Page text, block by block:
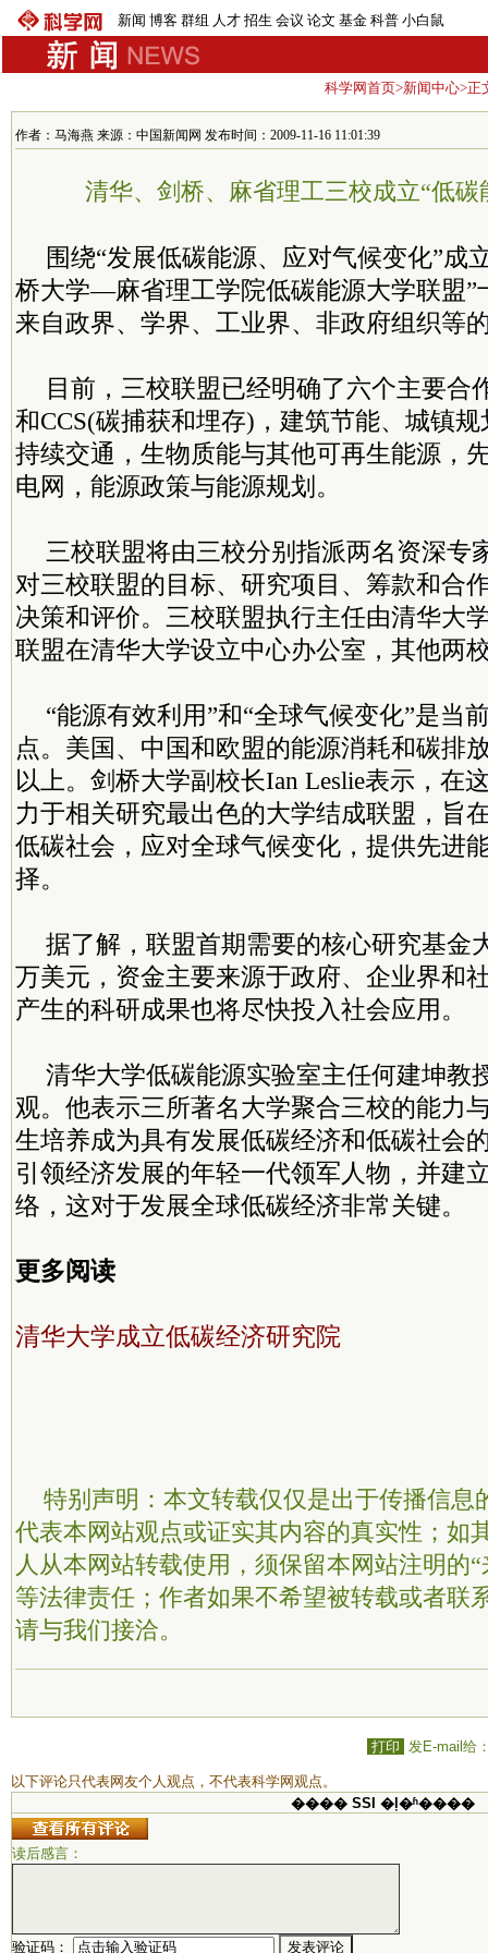
新闻 博客 群组 人才 招生 会议 论文 基金 科普 小白鼠
科学网首页>新闻中心>正
作者：马海燕 来源：中国新闻网 发布时间：2009-11-16 11:01:39
清华、剑桥、麻省理工三校成立“低碳
围绕“发展低碳能源、应对气候变化”成
桥大学—麻省理工学院低碳能源大学联盟”
来自政界、学界、工业界、非政府组织等
目前，三校联盟已经明确了六个主要合
和CCS(碳捕获和埋存)，建筑节能、城镇
持续交通，生物质能与其他可再生能源，
电网，能源政策与能源规划。
三校联盟将由三校分别指派两名资深专
对三校联盟的目标、研究项目、筹款和合
决策和评价。三校联盟执行主任由清华大
联盟在清华大学设立中心办公室，其他两
“能源有效利用”和“全球气候变化”是当
点。美国、中国和欧盟的能源消耗和碳排
以上。剑桥大学副校长Ian Leslie表示，在
力于相关研究最出色的大学结成联盟，旨
低碳社会，应对全球气候变化，提供先进
择。
据了解，联盟首期需要的核心研究基金
万美元，资金主要来源于政府、企业界和
产生的科研成果也将尽快投入社会应用。
清华大学低碳能源实验室主任何建坤教
观。他表示三所著名大学聚合三校的能力
生培养成为具有发展低碳经济和低碳社会
引领经济发展的年轻一代领军人物，并建
络，这对于发展全球低碳经济非常关键。
更多阅读
清华大学成立低碳经济研究院
特别声明：本文转载仅仅是出于传播信息
代表本网站观点或证实其内容的真实性；如
人从本网站转载使用，须保留本网站注明的
等法律责任；作者如果不希望被转载或者联
请与我们接洽。
打印 发E-mail给
以下评论只代表网友个人观点，不代表科学网观点。
���� SSI �ļ�ʱ����
读后感言：
验证码：